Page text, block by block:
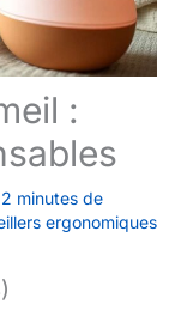
:
2 minutes de
ergonomiques